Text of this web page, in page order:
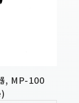
, MP-100